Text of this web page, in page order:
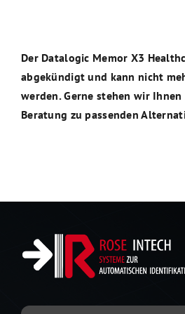
Der Datalogic Memor X3
abgekündigt und kann nicht
werden. Gerne stehen wir
Beratung zu passenden